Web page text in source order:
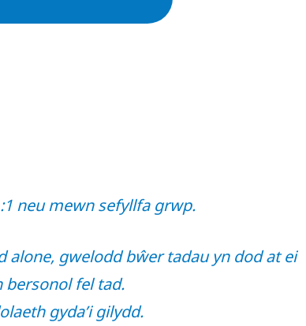
neu mewn sefyllfa grwp.
alone, gwelodd bŵer tadau yn dod at ei
bersonol fel tad.
gyda’i gilydd.